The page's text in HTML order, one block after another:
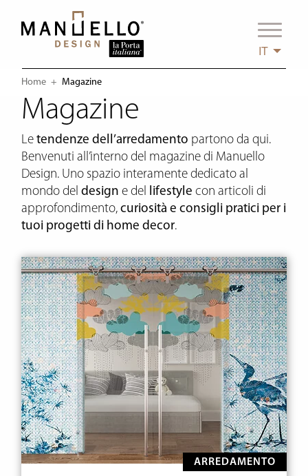
IT
Home Current:
Magazine
Magazine
Le tendenze dell’arredamento partono da qui.
Benvenuti all’interno del magazine di Manuello
Design. Uno spazio interamente dedicato al
mondo del design e del lifestyle con articoli di
approfondimento, curiosità e consigli pratici per i
tuoi progetti di home decor.
ARREDAMENTO